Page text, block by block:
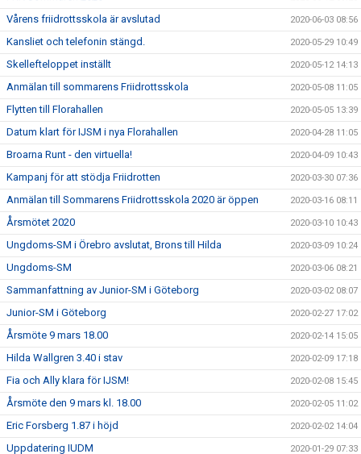
Vårens friidrottsskola är avslutad 2020-06-03 08:56
Kansliet och telefonin stängd. 2020-05-29 10:49
Skellefteloppet inställt 2020-05-12 14:13
Anmälan till sommarens Friidrottsskola 2020-05-08 11:05
Flytten till Florahallen 2020-05-05 13:39
Datum klart för IJSM i nya Florahallen 2020-04-28 11:05
Broarna Runt - den virtuella! 2020-04-09 10:43
Kampanj för att stödja Friidrotten 2020-03-30 07:36
Anmälan till Sommarens Friidrottsskola 2020 är öppen 2020-03-16 08:11
Årsmötet 2020 2020-03-10 10:43
Ungdoms-SM i Örebro avslutat, Brons till Hilda 2020-03-09 10:24
Ungdoms-SM 2020-03-06 08:21
Sammanfattning av Junior-SM i Göteborg 2020-03-02 08:07
Junior-SM i Göteborg 2020-02-27 17:02
Årsmöte 9 mars 18.00 2020-02-14 15:05
Hilda Wallgren 3.40 i stav 2020-02-09 17:18
Fia och Ally klara för IJSM! 2020-02-08 15:45
Årsmöte den 9 mars kl. 18.00 2020-02-05 11:02
Eric Forsberg 1.87 i höjd 2020-02-02 14:04
Uppdatering IUDM 2020-01-29 07:33